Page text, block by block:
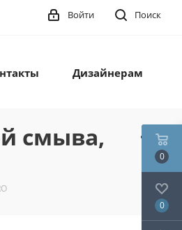
Поиск
Войти
Дизайнерам
смыва,
0
0